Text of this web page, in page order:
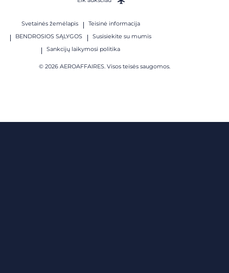
Svetainės žemėlapis
Teisinė informacija
BENDROSIOS SĄLYGOS
Susisiekite su mumis
Sankcijų laikymosi politika
© 2026 AEROAFFAIRES. Visos teisės saugomos.